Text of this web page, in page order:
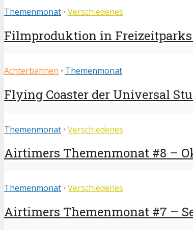
Themenmonat • Verschiedenes
Filmproduktion in
Achterbahnen • Themenmonat
Flying Coaster der Universal
Themenmonat • Verschiedenes
Airtimers Themenmonat #8 –
Themenmonat • Verschiedenes
Airtimers Themenmonat #7 –